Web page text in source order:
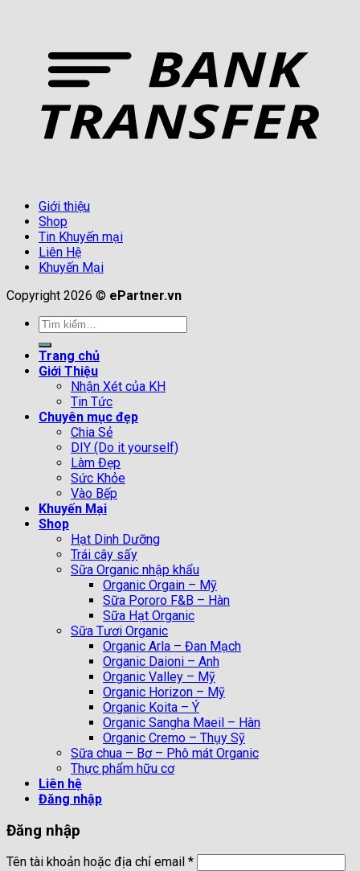
Giới thiệu
Shop
Tin Khuyến mại
Liên Hệ
Khuyến Mại
Copyright 2026 © ePartner.vn
Tìm
kiếm:
Trang chủ
Giới Thiệu
Nhận Xét của KH
Tin Tức
Chuyên mục đẹp
Chia Sẻ
DIY (Do it yourself)
Làm Đẹp
Sức Khỏe
Vào Bếp
Khuyến Mại
Shop
Hạt Dinh Dưỡng
Trái cây sấy
Sữa Organic nhập khẩu
Organic Orgain – Mỹ
Sữa Pororo F&B – Hàn
Sữa Hạt Organic
Sữa Tươi Organic
Organic Arla – Đan Mạch
Organic Daioni – Anh
Organic Valley – Mỹ
Organic Horizon – Mỹ
Organic Koita – Ý
Organic Sangha Maeil – Hàn
Organic Cremo – Thụy Sỹ
Sữa chua – Bơ – Phô mát Organic
Thực phẩm hữu cơ
Liên hệ
Đăng nhập
Đăng nhập
Tên tài khoản hoặc địa chỉ email *